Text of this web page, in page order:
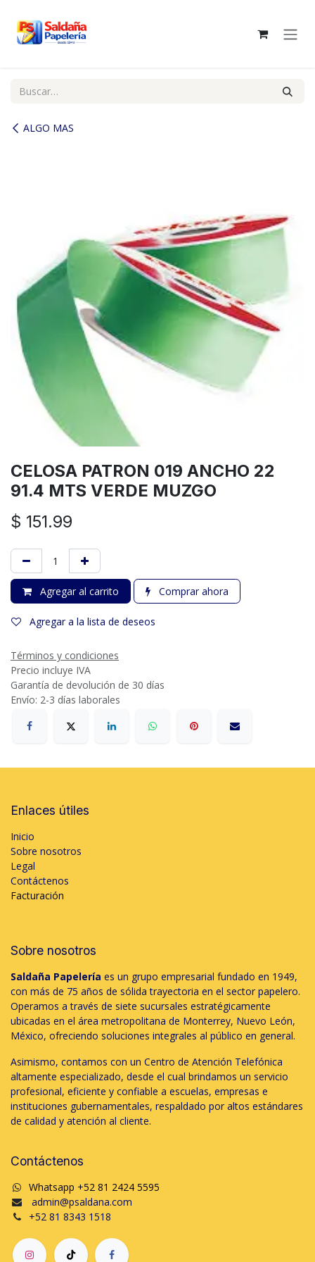
ALGO MAS
CELOSA PATRON 019 ANCHO 22
91.4 MTS VERDE MUZGO
$ 151.99
Agregar al carrito Comprar ahora
Agregar a la lista de deseos
Términos y condiciones
Precio incluye IVA
Garantía de devolución de 30 días
Envío: 2-3 días laborales
Enlaces útiles
Inicio
Sobre nosotros
Legal
Contáctenos
Facturación
Sobre nosotros
Saldaña Papelería es un grupo empresarial fundado en 1949,
con más de 75 años de sólida trayectoria en el sector papelero.
Operamos a través de siete sucursales estratégicamente
ubicadas en el área metropolitana de Monterrey, Nuevo León,
México, ofreciendo soluciones integrales al público en general.
Asimismo, contamos con un Centro de Atención Telefónica
altamente especializado, desde el cual brindamos un servicio
profesional, eficiente y confiable a escuelas, empresas e
instituciones gubernamentales, respaldado por altos estándares
de calidad y atención al cliente.
Contáctenos
Whatsapp +52 81 2424 5595
admin@psaldana.com
+52 81 8343 1518